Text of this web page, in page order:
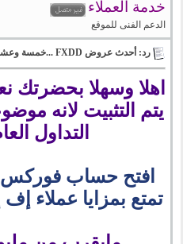
خدمة العملاء
الدعم الفنى للموقع
رد: أحدث عروض FXDD ...خمسة وعشرون الف دولار جوائز نقدية للفائزين
اهلا وسهلا بحضرتك
يتم التثبيت لانه
التداول
تمتع بمزايا عملاء